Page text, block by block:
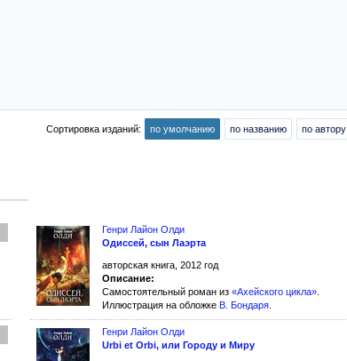
Сортировка изданий: по умолчанию по названию по автору
Генри Лайон Олди
Одиссей, сын Лаэрта
авторская книга, 2012 год
Описание:
Самостоятельный роман из «Ахейского цикла»
Иллюстрация на обложке В. Бондаря
Генри Лайон Олди
Urbi et Оrbi, или Городу и Миру